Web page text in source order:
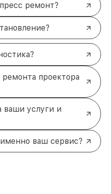
ремонт?
проектора
ваши услуги и
ваш сервис?